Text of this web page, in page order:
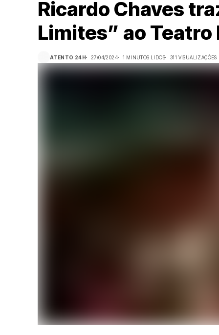
Ricardo Chaves
Limites” ao Teatro
ATENTO 24H 27/04/2024 1 MINUTOS LIDOS 311 VISUALIZAÇÕES